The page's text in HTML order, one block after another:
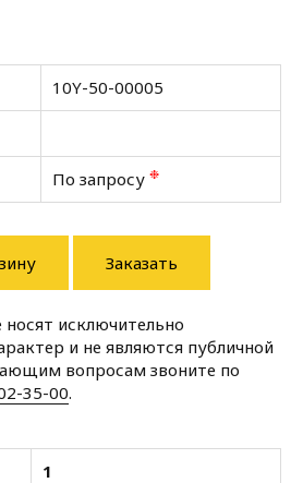
10Y-50-00005
По запросу ❉
Заказать
исключительно
и не являются публичной
вопросам звоните по
35-00.
1